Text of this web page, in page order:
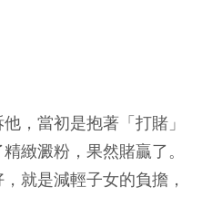
，當初是抱著「打賭」
緻澱粉，果然賭贏了。
就是減輕子女的負擔，